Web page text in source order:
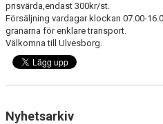
GAMLA GIFFS TORSDAGSTRÄFFAR
MATCHER
CUPER ARBETSBESKRIVNING
prisvärda,endast 300kr/st.
Försäljning vardagar klockan 07.00-
granarna för enklare transport.
Välkomna till Ulvesborg.
Nyhetsarkiv